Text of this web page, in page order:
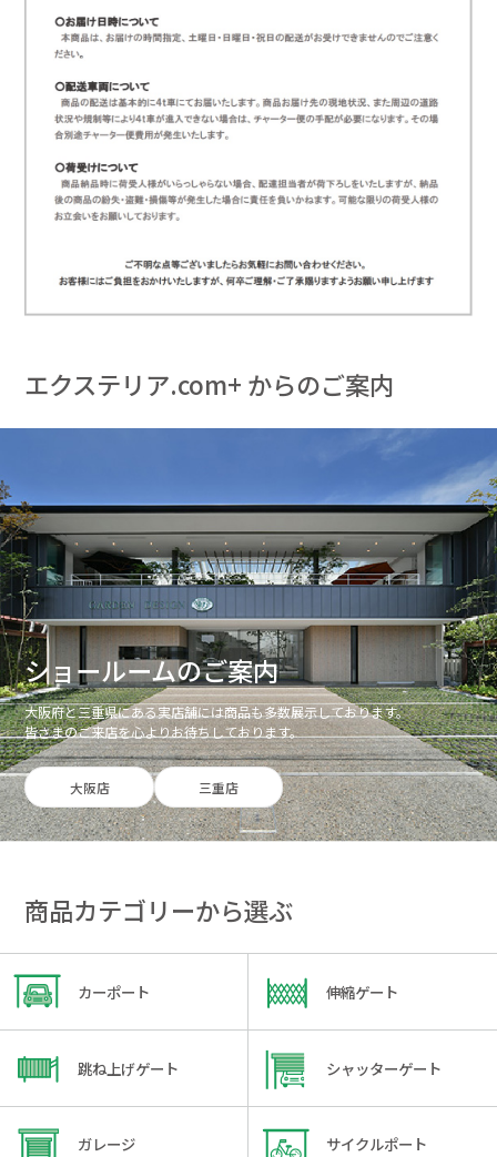
エクステリア.com+ からのご案内
ショールームのご案内
大阪府と三重県にある実店舗には商品も多数展示しております。
皆さまのご来店を心よりお待ちしております。
大阪店 三重店
商品カテゴリーから選ぶ
カーポート 伸縮ゲート
跳ね上げゲート シャッターゲート
ガレージ サイクルポート